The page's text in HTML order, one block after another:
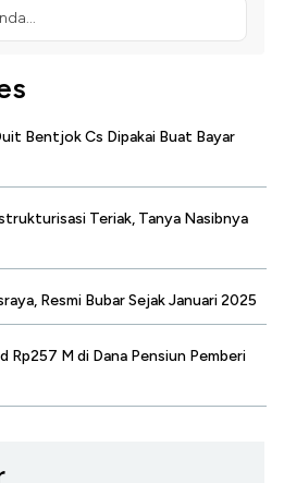
Bentjok Cs Dipakai Buat Bayar
Teriak, Tanya Nasibnya
Resmi Bubar Sejak Januari 2025
Rp257 M di Dana Pensiun Pemberi